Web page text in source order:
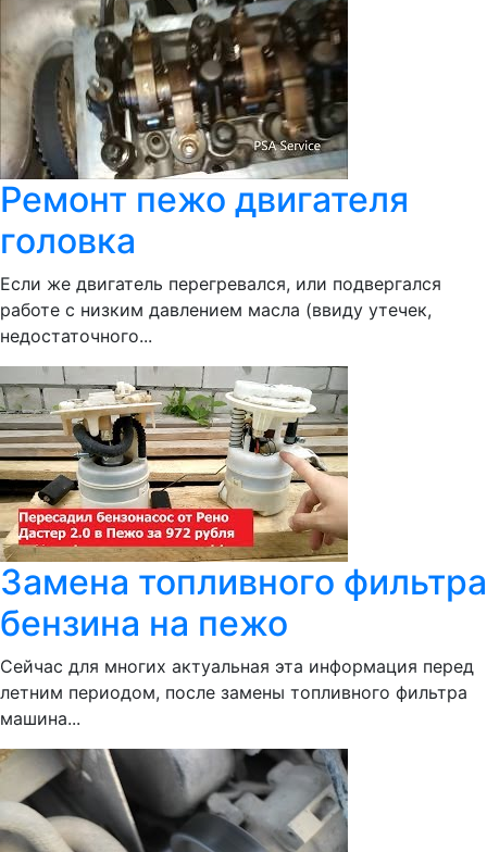
Ремонт пежо двигателя
головка
Если же двигатель перегревался, или подвергался
работе с низким давлением масла (ввиду утечек,
недостаточного...
Замена топливного фильтра
бензина на пежо
Сейчас для многих актуальная эта информация перед
летним периодом, после замены топливного фильтра
машина...